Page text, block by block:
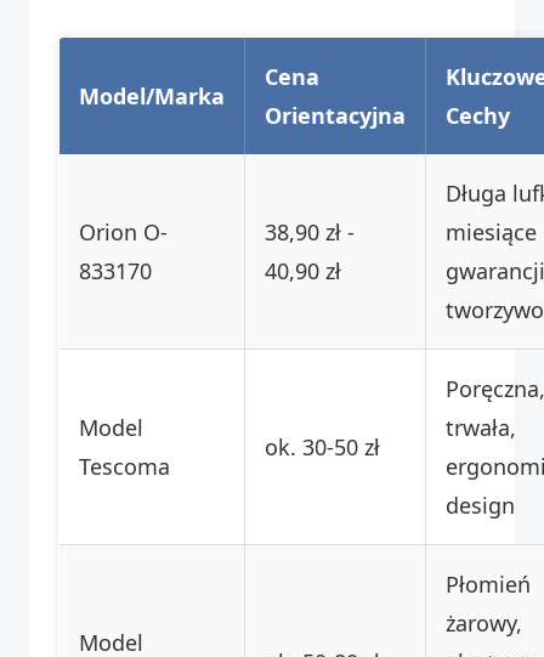
Model/Marka
Cena
Orientacyjna
Cechy
Orion O-
833170
38,90 zł -
40,90 zł
Długa
miesiące
Model
Tescoma
ok. 30-50 zł
Poręczna,
trwała,
design
Model
Płomień
żarowy,